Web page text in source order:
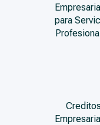
para
Creditos